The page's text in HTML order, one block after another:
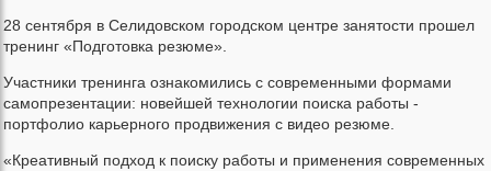
28 сентября в Селидовском городском центре занятости прошел
тренинг «Подготовка резюме».
Участники тренинга ознакомились с современными формами
самопрезентации: новейшей технологии поиска работы -
портфолио карьерного продвижения с видео резюме.
«Креативный подход к поиску работы и применения современных